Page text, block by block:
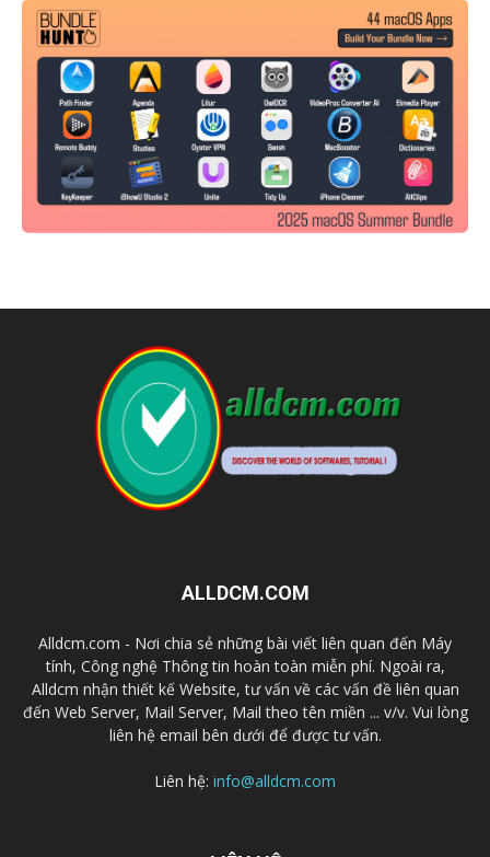
ALLDCM.COM
Alldcm.com - Nơi chia sẻ những bài viết liên quan đến Máy
tính, Công nghệ Thông tin hoàn toàn miễn phí. Ngoài ra,
Alldcm nhận thiết kế Website, tư vấn về các vấn đề liên quan
đến Web Server, Mail Server, Mail theo tên miền ... v/v. Vui lòng
liên hệ email bên dưới để được tư vấn.
Liên hệ: info@alldcm.com